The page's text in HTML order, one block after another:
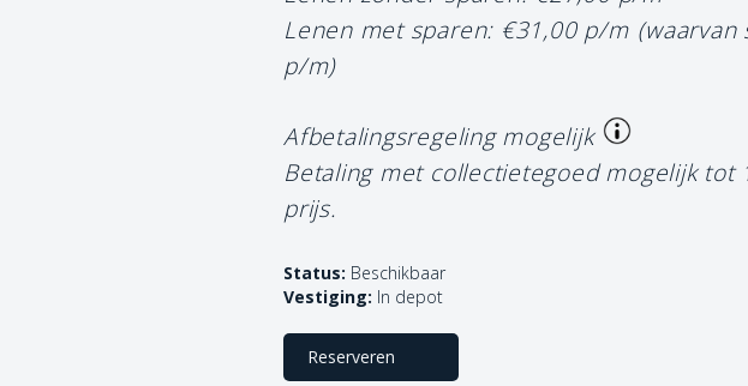
Lenen met sparen: €31,00 p/m (waarvan
p/m)
Afbetalingsregeling mogelijk
Betaling met collectietegoed mogelijk tot
prijs.
Status: Beschikbaar
Vestiging: In depot
Reserveren